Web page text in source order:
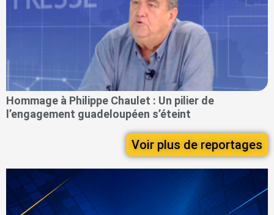
Hommage à Philippe Chaulet : Un pilier de
l’engagement guadeloupéen s’éteint
Voir plus de reportages